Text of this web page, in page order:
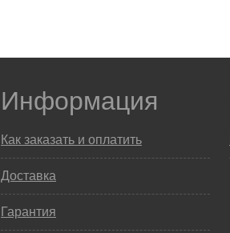
Информация
Как заказать и оплатить
Доставка
Гарантия